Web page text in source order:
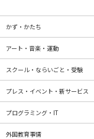
かず・かたち
アート・音楽・運動
スクール・ならいごと・受験
プレス・イベント・新サービス
プログラミング・IT
外国教育事情